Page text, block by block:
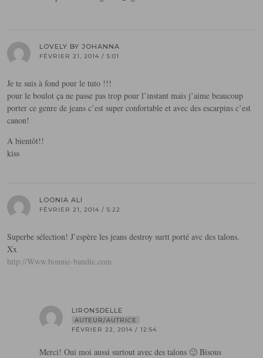
LOVELY BY JOHANNA
FÉVRIER 21, 2014 / 5:01
Je te suis à fond pour le tuto !!!
pour le boulot ça ne passe pas trop pour l’instant mais j’aime beaucoup
porter ce genre de jeans c’est super confortable et avec des escarpins c’est
canon!
A bientôt!!
kiss
LOONIA ALI
FÉVRIER 21, 2014 / 5:22
Superbe sélection! J’espère les jeans destroy surtt porté avc des talons.
Xx
http://Www.bonnie-bandie.com
LIRONSDELLE
AUTEUR/AUTRICE
FÉVRIER 22, 2014 / 12:54
Merci! Oui moi aussi surtout avec des talons 🙂 Bisous